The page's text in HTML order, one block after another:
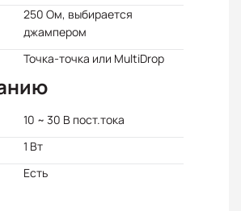
250 Ом, выбирается
джампером
Точка-точка или MultiDrop
10 ~ 30 В пост.тока
1 Вт
Есть